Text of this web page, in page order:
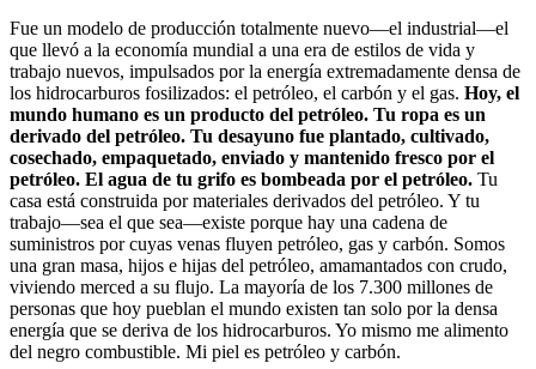
Fue un modelo de producción totalmente nuevo—el industrial—el
que llevó a la economía mundial a una era de estilos de vida y
trabajo nuevos, impulsados por la energía extremadamente densa de
los hidrocarburos fosilizados: el petróleo, el carbón y el gas. Hoy, el
mundo humano es un producto del petróleo. Tu ropa es un
derivado del petróleo. Tu desayuno fue plantado, cultivado,
cosechado, empaquetado, enviado y mantenido fresco por el
petróleo. El agua de tu grifo es bombeada por el petróleo. Tu
casa está construida por materiales derivados del petróleo. Y tu
trabajo—sea el que sea—existe porque hay una cadena de
suministros por cuyas venas fluyen petróleo, gas y carbón. Somos
una gran masa, hijos e hijas del petróleo, amamantados con crudo,
viviendo merced a su flujo. La mayoría de los 7.300 millones de
personas que hoy pueblan el mundo existen tan solo por la densa
energía que se deriva de los hidrocarburos. Yo mismo me alimento
del negro combustible. Mi piel es petróleo y carbón.